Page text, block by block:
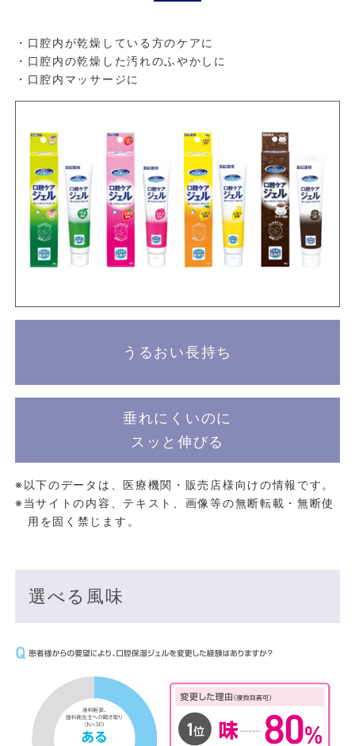
・口腔内が乾燥している方のケアに
・口腔内の乾燥した汚れのふやかしに
・口腔内マッサージに
うるおい長持ち
垂れにくいのに
スッと伸びる
※以下のデータは、医療機関・販売店様向けの情報です。
※当サイトの内容、テキスト、画像等の無断転載・無断使
用を固く禁じます。
選べる風味